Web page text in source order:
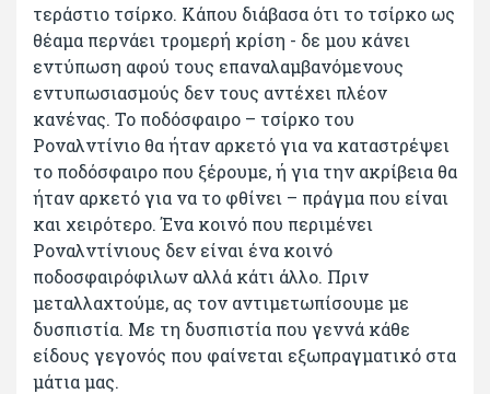
τεράστιο τσίρκο. Κάπου διάβασα ότι το τσίρκο ως
θέαμα περνάει τρομερή κρίση - δε μου κάνει
εντύπωση αφού τους επαναλαμβανόμενους
εντυπωσιασμούς δεν τους αντέχει πλέον
κανένας. Το ποδόσφαιρο – τσίρκο του
Ροναλντίνιο θα ήταν αρκετό για να καταστρέψει
το ποδόσφαιρο που ξέρουμε, ή για την ακρίβεια θα
ήταν αρκετό για να το φθίνει – πράγμα που είναι
και χειρότερο. Ένα κοινό που περιμένει
Ροναλντίνιους δεν είναι ένα κοινό
ποδοσφαιρόφιλων αλλά κάτι άλλο. Πριν
μεταλλαχτούμε, ας τον αντιμετωπίσουμε με
δυσπιστία. Με τη δυσπιστία που γεννά κάθε
είδους γεγονός που φαίνεται εξωπραγματικό στα
μάτια μας.